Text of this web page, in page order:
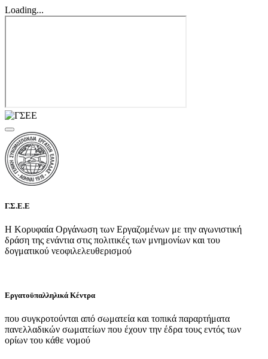
Loading...
Γ.Σ.Ε.Ε
Η Κορυφαία Οργάνωση των Εργαζομένων με την αγωνιστική
δράση της ενάντια στις πολιτικές των μνημονίων και του
δογματικού νεοφιλελευθερισμού
Εργατοϋπαλληλικά Κέντρα
που συγκροτούνται από σωματεία και τοπικά παραρτήματα
πανελλαδικών σωματείων που έχουν την έδρα τους εντός των
ορίων του κάθε νομού